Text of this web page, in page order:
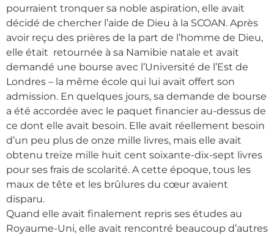
pourraient tronquer sa noble aspiration, elle avait
décidé de chercher l’aide de Dieu à la SCOAN. Après
avoir reçu des prières de la part de l’homme de Dieu,
elle était retournée à sa Namibie natale et avait
demandé une bourse avec l’Université de l’Est de
Londres – la même école qui lui avait offert son
admission. En quelques jours, sa demande de bourse
a été accordée avec le paquet financier au-dessus de
ce dont elle avait besoin. Elle avait réellement besoin
d’un peu plus de onze mille livres, mais elle avait
obtenu treize mille huit cent soixante-dix-sept livres
pour ses frais de scolarité. A cette époque, tous les
maux de tête et les brûlures du cœur avaient
disparu.
Quand elle avait finalement repris ses études au
Royaume-Uni, elle avait rencontré beaucoup d’autres